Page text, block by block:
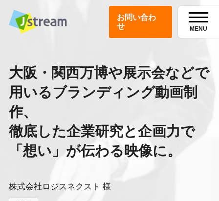
お問い合わ
せ
MENU
大阪・関西万博や展示会などで
用いるブランディング動画制
作、
徹底した企業研究と企画力で
「想い」が伝わる映像に。
株式会社ロジスネクスト 様